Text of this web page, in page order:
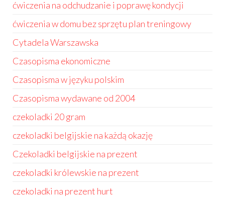
ćwiczenia na odchudzanie i poprawę kondycji
ćwiczenia w domu bez sprzętu plan treningowy
Cytadela Warszawska
Czasopisma ekonomiczne
Czasopisma w języku polskim
Czasopisma wydawane od 2004
czekoladki 20 gram
czekoladki belgijskie na każdą okazję
Czekoladki belgijskie na prezent
czekoladki królewskie na prezent
czekoladki na prezent hurt